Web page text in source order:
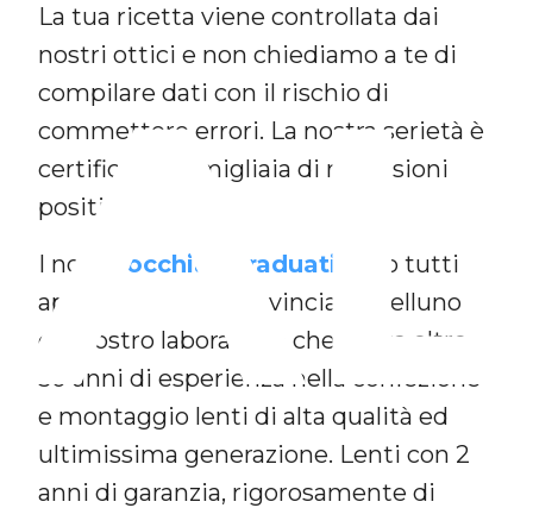
AL
La tua ricetta viene controllata dai
nostri ottici e non chiediamo a te di
compilare dati con il rischio di
commettere errori. La nostra serietà è
certificata da migliaia di recensioni
positive.
I nostri occhiali graduati
sono tutti
approntati nella provincia di Belluno
dal nostro laboratorio che vanta oltre
30 anni di esperienza nella confezione
e montaggio lenti di alta qualità ed
ultimissima generazione. Lenti con 2
anni di garanzia, rigorosamente di